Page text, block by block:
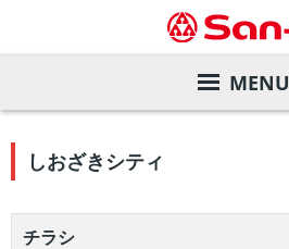
MENU
しおざきシティ
チラシ